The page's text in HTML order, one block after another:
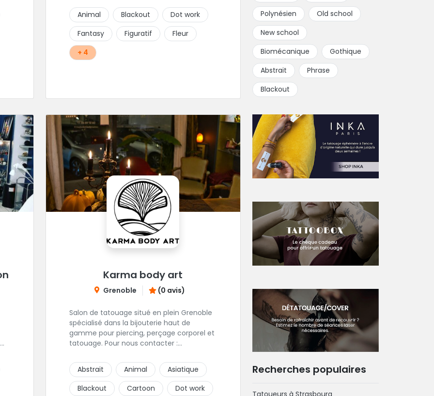
votre projet de tatouage. N'hésitez pas à lui
envoyer un message ou à l'appeler.
Animal Blackout
Dot work
Fantasy
Figuratif
Fleur
+ 4
Karma body art
Grenoble (0 avis)
Salon de tatouage situé en plein Grenoble
spécialisé dans la bijouterie haut de
gamme pour piercing, perçage corporel et
tatouage. Pour nous contacter :
Abstrait
Animal
Asiatique
Blackout
Cartoon Dot work
Polynésien
Old school
New school
Biomécanique
Gothique
Abstrait
Phrase
Blackout
Recherches populaires